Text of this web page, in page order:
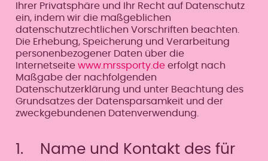
Ihrer Privatsphäre und Ihr Recht auf Datenschutz
ein, indem wir die maßgeblichen
datenschutzrechtlichen Vorschriften beachten.
Die Erhebung, Speicherung und Verarbeitung
personenbezogener Daten über die
Internetseite www.mrssporty.deerfolgt nach
Maßgabe der nachfolgenden
Datenschutzerklärung und unter Beachtung des
Grundsatzes der Datensparsamkeit und der
zweckgebundenen Datenverwendung.
1. Name und Kontakt des für